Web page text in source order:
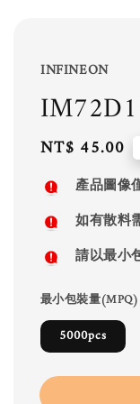
INFINEON
Regular
price
NT$ 45.00
產品圖像
如有散料
請以最小
最小包裝量(MPQ)
5000pcs